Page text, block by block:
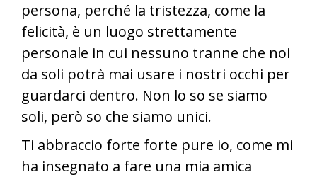
persona, perché la tristezza, come la
felicità, è un luogo strettamente
personale in cui nessuno tranne che noi
da soli potrà mai usare i nostri occhi per
guardarci dentro. Non lo so se siamo
soli, però so che siamo unici.
Ti abbraccio forte forte pure io, come mi
ha insegnato a fare una mia amica